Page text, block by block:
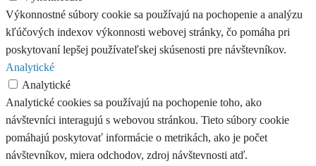
Výkonnostné súbory cookie sa používajú na pochopenie a analýzu
kľúčových indexov výkonnosti webovej stránky, čo pomáha pri
poskytovaní lepšej používateľskej skúsenosti pre návštevníkov.
Analytické
Analytické
Analytické cookies sa používajú na pochopenie toho, ako
návštevníci interagujú s webovou stránkou. Tieto súbory cookie
pomáhajú poskytovať informácie o metrikách, ako je počet
návštevníkov, miera odchodov, zdroj návštevnosti atď.